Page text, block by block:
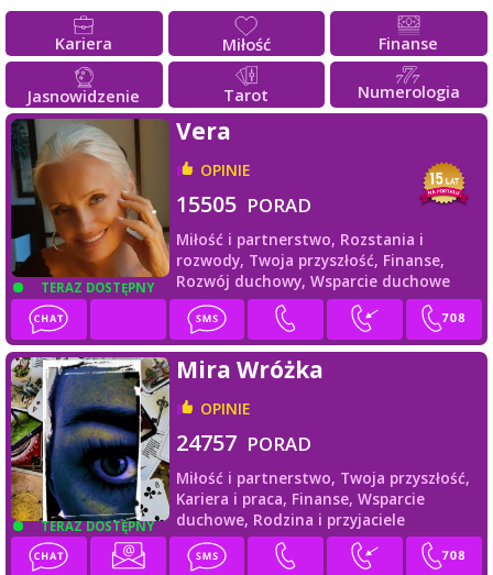
Kariera Miłość Finanse
Jasnowidzenie Tarot Numerologia
TERAZ DOSTĘPNY
Vera
OPINIE
15505 PORAD
Miłość i partnerstwo, Rozstania i
rozwody, Twoja przyszłość, Finanse,
Rozwój duchowy, Wsparcie duchowe
TERAZ DOSTĘPNY
Mira Wróżka
OPINIE
24757 PORAD
Miłość i partnerstwo, Twoja przyszłość,
Kariera i praca, Finanse, Wsparcie
duchowe, Rodzina i przyjaciele